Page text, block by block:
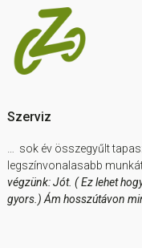
Szerviz
… sok év összegyűlt
legszínvonalasabb
végzünk: Jót. ( Ez lehet
gyors.) Ám hosszútávon